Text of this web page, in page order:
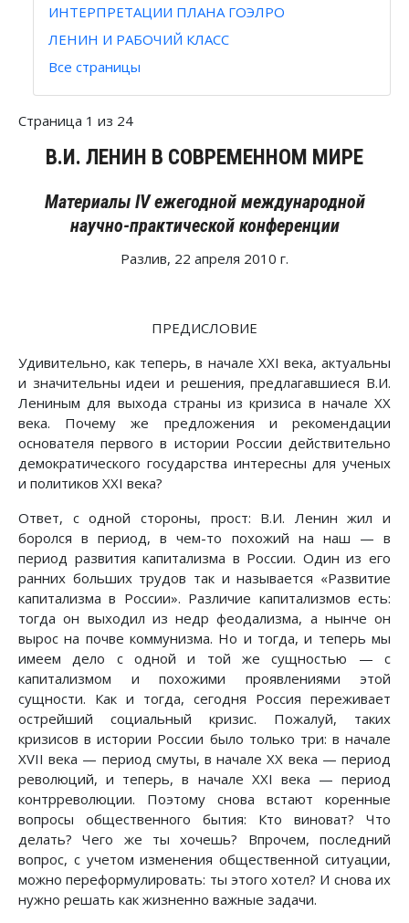
ИНТЕРПРЕТАЦИИ ПЛАНА ГОЭЛРО
ЛЕНИН И РАБОЧИЙ КЛАСС
Все страницы
Страница 1 из 24
В.И. ЛЕНИН В СОВРЕМЕННОМ МИРЕ
Материалы IV ежегодной международной
научно-практической конференции
Разлив, 22 апреля 2010 г.
ПРЕДИСЛОВИЕ
Удивительно, как теперь, в начале XXI века, актуальны
и значительны идеи и решения, предлагавшиеся В.И.
Лениным для выхода страны из кризиса в начале ХХ
века. Почему же предложения и рекомендации
основателя первого в истории России действительно
демократического государства интересны для ученых
и политиков XXI века?
Ответ, с одной стороны, прост: В.И. Ленин жил и
боролся в период, в чем-то похожий на наш — в
период развития капитализма в России. Один из его
ранних больших трудов так и называется «Развитие
капитализма в России». Различие капитализмов есть:
тогда он выходил из недр феодализма, а нынче он
вырос на почве коммунизма. Но и тогда, и теперь мы
имеем дело с одной и той же сущностью — с
капитализмом и похожими проявлениями этой
сущности. Как и тогда, сегодня Россия переживает
острейший социальный кризис. Пожалуй, таких
кризисов в истории России было только три: в начале
XVII века — период смуты, в начале ХХ века — период
революций, и теперь, в начале XXI века — период
контрреволюции. Поэтому снова встают коренные
вопросы общественного бытия: Кто виноват? Что
делать? Чего же ты хочешь? Впрочем, последний
вопрос, с учетом изменения общественной ситуации,
можно переформулировать: ты этого хотел? И снова их
нужно решать как жизненно важные задачи.